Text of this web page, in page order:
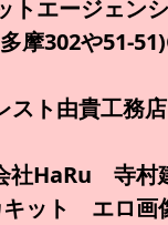
エージェン
302や51-
ト由貴工
HaRu 寺村
キット エロ